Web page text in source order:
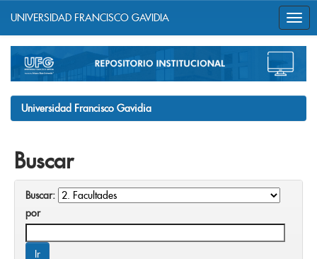
navigation
UNIVERSIDAD FRANCISCO GAVIDIA
Universidad Francisco Gavidia
Buscar
Buscar:
por